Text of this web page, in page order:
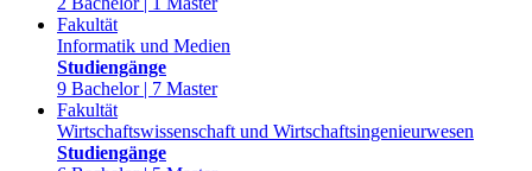
Fakultät
Informatik und Medien
Studiengänge
9 Bachelor | 7 Master
Fakultät
Wirtschaftswissenschaft und Wirtschaftsingenieurwesen
Studiengänge